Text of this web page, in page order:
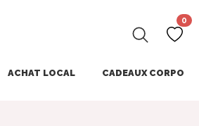
0
ACHAT LOCAL CADEAUX CORPO